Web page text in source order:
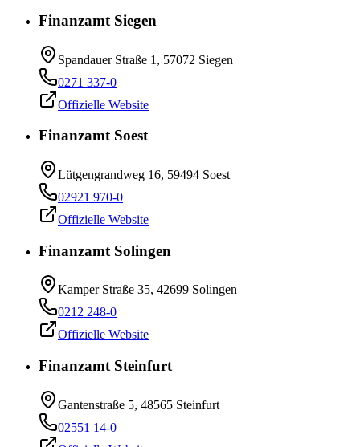
Finanzamt Siegen
Spandauer Straße 1, 57072 Siegen
0271 337-0
Offizielle Website
Finanzamt Soest
Lütgengrandweg 16, 59494 Soest
02921 970-0
Offizielle Website
Finanzamt Solingen
Kamper Straße 35, 42699 Solingen
0212 248-0
Offizielle Website
Finanzamt Steinfurt
Gantenstraße 5, 48565 Steinfurt
02551 14-0